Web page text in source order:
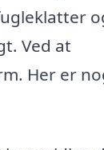
Ved at
Her er